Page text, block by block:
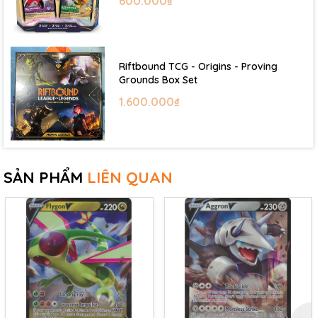
Riftbound TCG - Origins - Proving
Grounds Box Set
1.600.000₫
SẢN PHẨM LIÊN QUAN